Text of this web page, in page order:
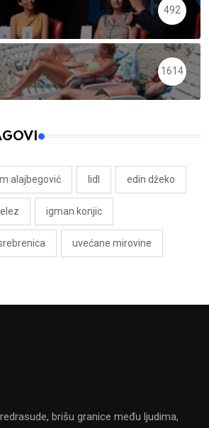
492
1614
alajbegović lidl edin džeko
igman konjic
uvećane mirovine
brišu granice među ljudima,